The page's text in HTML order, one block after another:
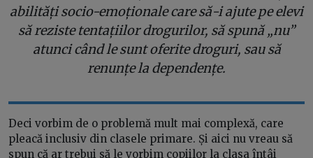
abilități socio-emoționale care să-i ajute pe elevi
să reziste tentațiilor drogurilor, să spună „nu”
atunci când le sunt oferite droguri, sau să
renunțe la dependențe.
Deci vorbim de o problemă mult mai complexă, care
pleacă inclusiv din clasele primare. Și aici nu vreau să
spun că ar trebui să le vorbim copiilor la clasa întâi